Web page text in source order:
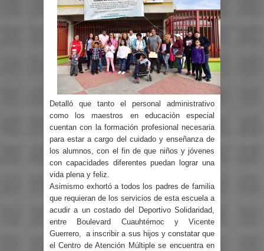
Detalló que tanto el personal administrativo
como los maestros en educación especial
cuentan con la formación profesional necesaria
para estar a cargo del cuidado y enseñanza de
los alumnos, con el fin de que niños y jóvenes
con capacidades diferentes puedan lograr una
vida plena y feliz.
Asimismo exhortó a todos los padres de familia
que requieran de los servicios de esta escuela a
acudir a un costado del Deportivo Solidaridad,
entre Boulevard Cuauhtémoc y Vicente
Guerrero,
a inscribir a sus hijos y constatar que
el Centro de Atención Múltiple se encuentra en